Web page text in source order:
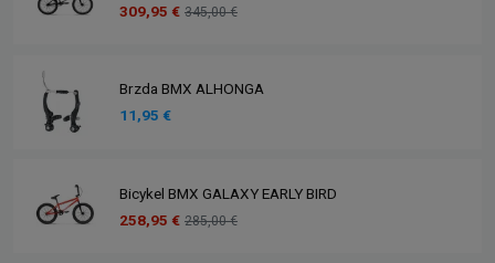
309,95 € 345,00 €
Brzda BMX ALHONGA
11,95 €
Bicykel BMX GALAXY EARLY BIRD
258,95 € 285,00 €